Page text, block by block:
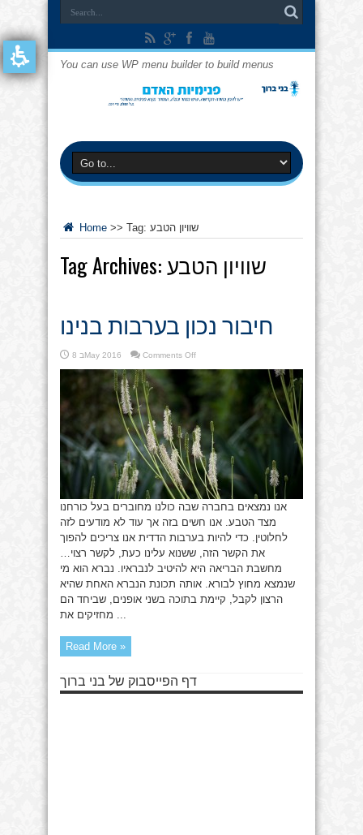
You can use WP menu builder to build menus
Home >> Tag: שוויון הטבע
Tag Archives:שוויון הטבע
חיבור נכון בערבות בנינו
8 בMay 2016 Comments Offon
נכון
אנו נמצאים בחברה שבה כולנו מחוברים בעל כורחנו
מצד הטבע. אנו חשים בזה אך עוד לא מודעים לזה
לחלוטין. כדי להיות בערבות הדדית אנו צריכים להפוך
את הקשר הזה, ששנוא עלינו כעת, לקשר רצוי…
מחשבת הבריאה היא להיטיב לנבראיו. נברא הוא מי
שנמצא מחוץ לבורא. אותה תכונת הנברא האחת שהיא
הרצון לקבל, קיימת בתוכה בשני אופנים, שביחד הם
מחזיקים את ...
Read More »
דף הפייסבוק של בני ברוך